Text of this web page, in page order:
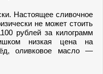
Настоящее сливочное
не может стоить
рублей за килограмм
низкая цена на
оливковое масло —